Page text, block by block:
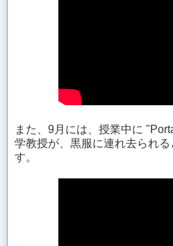
また、9月には、授業中に
学教授が、黒服に連れ去られ
す。